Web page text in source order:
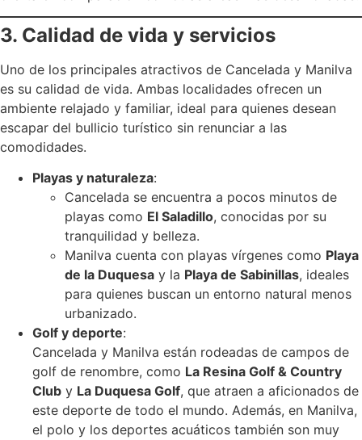
3. Calidad de vida y servicios
Uno de los principales atractivos de Cancelada y Manilva
es su calidad de vida. Ambas localidades ofrecen un
ambiente relajado y familiar, ideal para quienes desean
escapar del bullicio turístico sin renunciar a las
comodidades.
Playas y naturaleza:
Cancelada se encuentra a pocos minutos de
playas como El Saladillo, conocidas por su
tranquilidad y belleza.
Manilva cuenta con playas vírgenes como Playa
de la Duquesa y la Playa de Sabinillas, ideales
para quienes buscan un entorno natural menos
urbanizado.
Golf y deporte:
Cancelada y Manilva están rodeadas de campos de
golf de renombre, como La Resina Golf & Country
Club y La Duquesa Golf, que atraen a aficionados de
este deporte de todo el mundo. Además, en Manilva,
el polo y los deportes acuáticos también son muy